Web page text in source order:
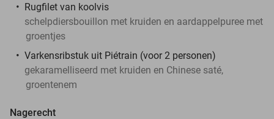
Rugfilet van koolvis
schelpdiersbouillon met kruiden en aardappelpuree met
groentjes
Varkensribstuk uit Piétrain (voor 2 personen)
gekaramelliseerd met kruiden en Chinese saté,
groentenem
Nagerecht